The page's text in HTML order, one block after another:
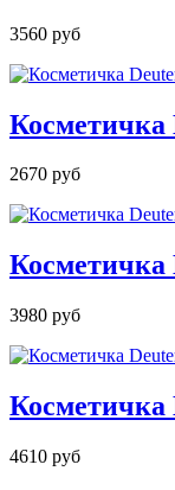
3560 руб
Косметичка
2670 руб
Косметичка
3980 руб
Косметичка
4610 руб